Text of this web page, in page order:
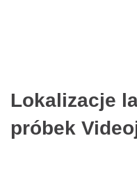
Lokalizacje
próbek